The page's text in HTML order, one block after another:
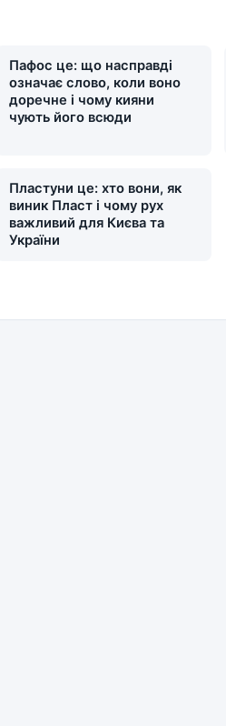
Пафос це: що насправді
означає слово, коли воно
доречне і чому кияни
чують його всюди
Пластуни це: хто вони, як
виник Пласт і чому рух
важливий для Києва та
України